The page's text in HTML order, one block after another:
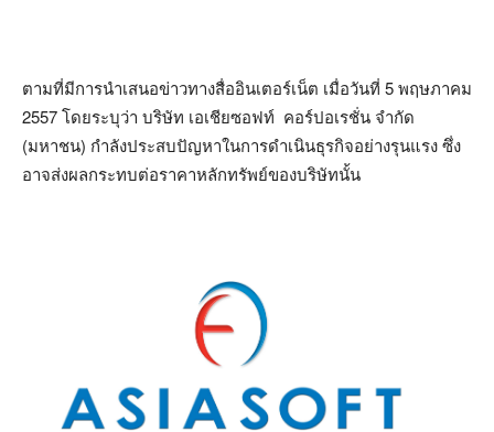
ตามที่มีการนำเสนอข่าวทางสื่ออินเตอร์เน็ต เมื่อวันที่ 5 พฤษภาคม
2557 โดยระบุว่า บริษัท เอเชียซอฟท์ คอร์ปอเรชั่น จำกัด
(มหาชน) กำลังประสบปัญหาในการดำเนินธุรกิจอย่างรุนแรง ซึ่ง
อาจส่งผลกระทบต่อราคาหลักทรัพย์ของบริษัทนั้น